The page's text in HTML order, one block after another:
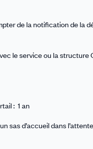
de la notification de la
le service ou la structure
: 1 an
sas d’accueil dans l’attente